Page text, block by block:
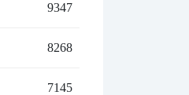
9347
8268
7145